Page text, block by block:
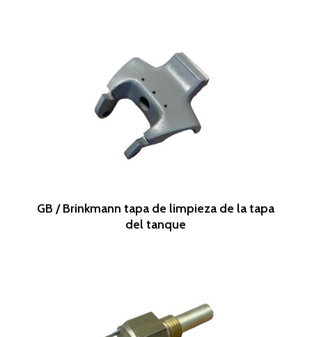
Leer Más
GB / Brinkmann tapa de limpieza de la tapa
del tanque